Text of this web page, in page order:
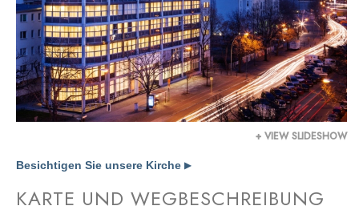
+ VIEW SLIDESHOW
Besichtigen Sie unsere Kirche ▶
KARTE UND WEGBESCHREIBUNG